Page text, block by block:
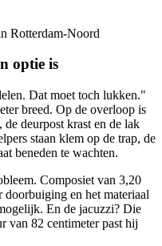
optie is
Dat moet toch lukken."
breed. Op de overloop is
deurpost krast en de lak
staan klem op de trap, de
beneden te wachten.
Composiet van 3,20
en het materiaal
En de jacuzzi? Die
van 82 centimeter past hij